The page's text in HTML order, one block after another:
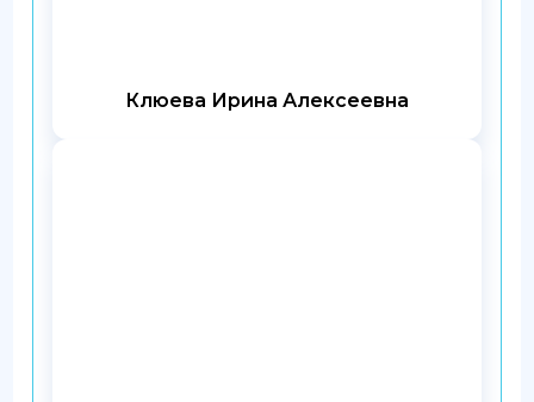
Клюева Ирина Алексеевна